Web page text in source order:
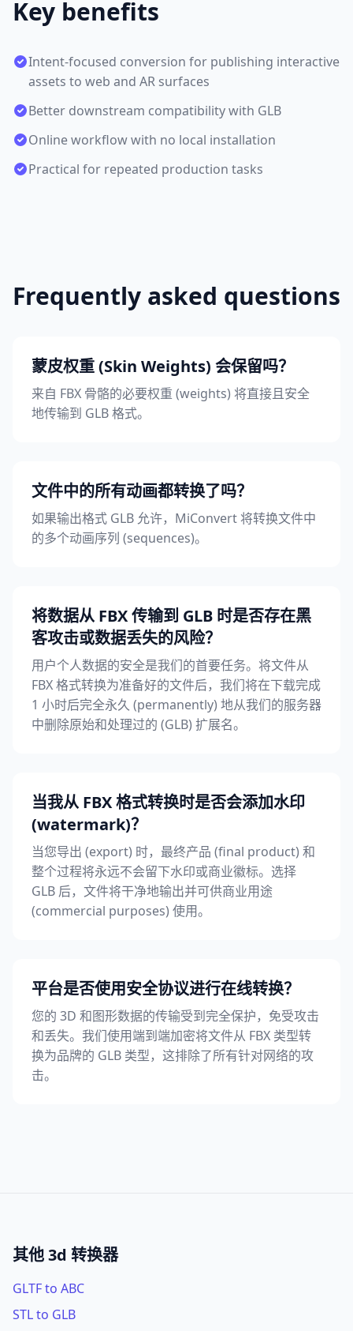
Key benefits
Intent-focused conversion for publishing interactive
assets to web and AR surfaces
Better downstream compatibility with GLB
Online workflow with no local installation
Practical for repeated production tasks
Frequently asked questions
蒙皮权重 (Skin Weights) 会保留吗？
来自 FBX 骨骼的必要权重 (weights) 将直接且安全
地传输到 GLB 格式。
文件中的所有动画都转换了吗？
如果输出格式 GLB 允许，MiConvert 将转换文件中
的多个动画序列 (sequences)。
将数据从 FBX 传输到 GLB 时是否存在黑
客攻击或数据丢失的风险？
用户个人数据的安全是我们的首要任务。将文件从
FBX 格式转换为准备好的文件后，我们将在下载完成
1 小时后完全永久 (permanently) 地从我们的服务器
中删除原始和处理过的 (GLB) 扩展名。
当我从 FBX 格式转换时是否会添加水印
(watermark)？
当您导出 (export) 时，最终产品 (final product) 和
整个过程将永远不会留下水印或商业徽标。选择
GLB 后，文件将干净地输出并可供商业用途
(commercial purposes) 使用。
平台是否使用安全协议进行在线转换？
您的 3D 和图形数据的传输受到完全保护，免受攻击
和丢失。我们使用端到端加密将文件从 FBX 类型转
换为品牌的 GLB 类型，这排除了所有针对网络的攻
击。
其他 3d 转换器
GLTF to ABC
STL to GLB